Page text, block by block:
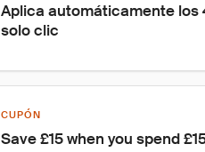
Aplica automáticamente los
solo clic
CUPÓN
Save £15 when you spend